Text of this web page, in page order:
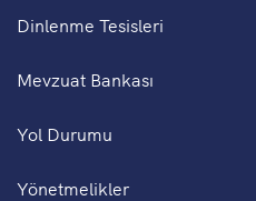
Dinlenme Tesisleri
Mevzuat Bankası
Yol Durumu
Yönetmelikler